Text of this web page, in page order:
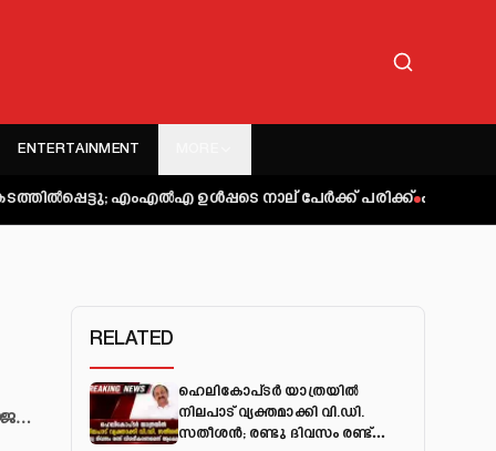
ENTERTAINMENT
ഉള്‍പ്പടെ നാല് പേര്‍ക്ക് പരിക്ക് കുറ്റിപ്പുറം ബസ്
RELATED
ഹെലികോപ്ടർ യാത്രയിൽ
നിലപാട് വ്യക്തമാക്കി വി.ഡി.
സതീശൻ; രണ്ടു ദിവസം രണ്ട്